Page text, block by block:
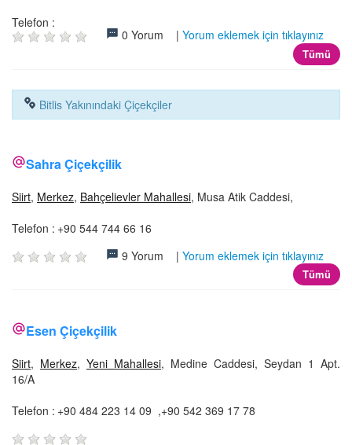
Telefon :
0 Yorum | Yorum eklemek için tıklayınız
Tümü
Bitlis Yakınındaki Çiçekçiler
Sahra Çiçekçilik
Siirt, Merkez, Bahçelievler Mahallesi, Musa Atik Caddesi,
Telefon : +90 544 744 66 16
9 Yorum | Yorum eklemek için tıklayınız
Tümü
Esen Çiçekçilik
Siirt, Merkez, Yeni Mahallesi, Medine Caddesi, Seydan 1 Apt.
16/A
Telefon : +90 484 223 14 09 ,+90 542 369 17 78